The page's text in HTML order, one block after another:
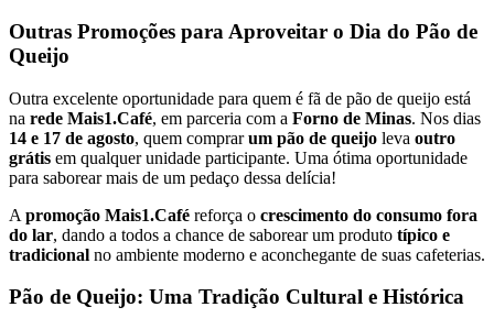
Outras Promoções para Aproveitar o Dia do Pão de
Queijo
Outra excelente oportunidade para quem é fã de pão de queijo está
na rede Mais1.Café, em parceria com a Forno de Minas. Nos dias
14 e 17 de agosto, quem comprarum pão de queijo leva outro
grátis em qualquer unidade participante. Uma ótima oportunidade
para saborear mais de um pedaço dessa delícia!
A promoção Mais1.Café reforça o crescimento do consumo fora
do lar, dando a todos a chance de saborear um produto típico e
tradicional no ambiente moderno e aconchegante de suas cafeterias.
Pão de Queijo: Uma Tradição Cultural e Histórica